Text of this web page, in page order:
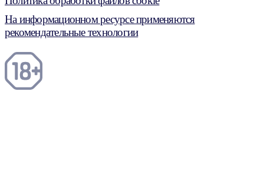
На информационном ресурсе применяются
рекомендательные технологии